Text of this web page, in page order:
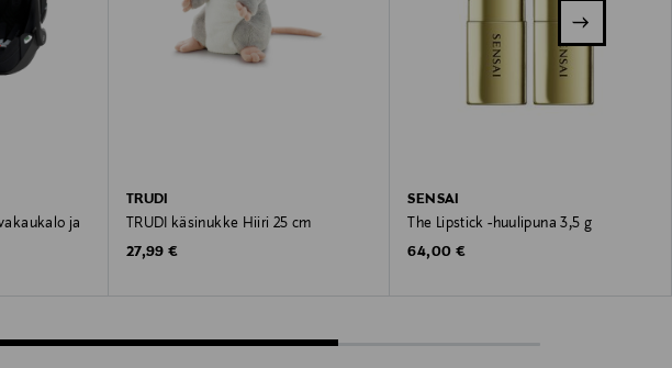
ja
TRUDI
TRUDI käsinukke Hiiri 25 cm
Original Price
27,99 €
SENSAI
The Lipstick -huulipuna 3,5 g
Original Price
64,00 €